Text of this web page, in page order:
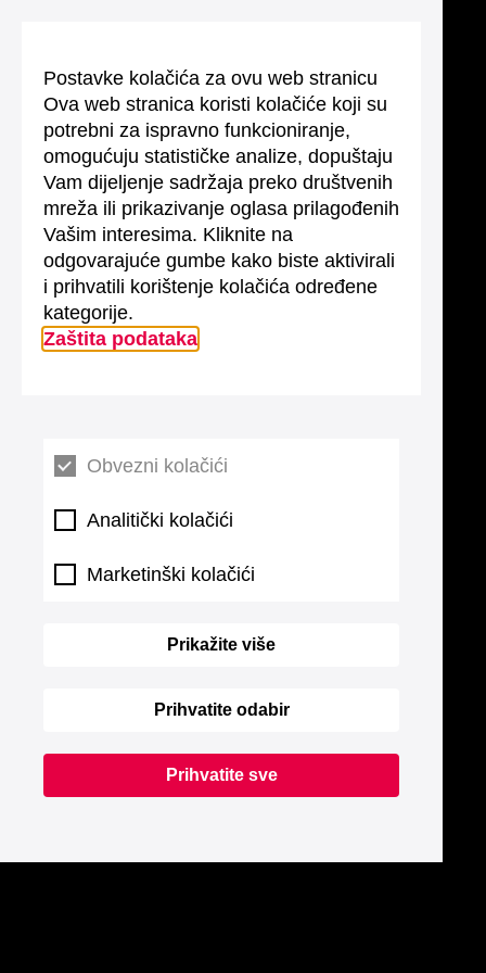
Postavke kolačića za ovu web stranicu
Ova web stranica koristi kolačiće koji su
potrebni za ispravno funkcioniranje,
omogućuju statističke analize, dopuštaju
Vam dijeljenje sadržaja preko društvenih
mreža ili prikazivanje oglasa prilagođenih
Vašim interesima. Kliknite na
odgovarajuće gumbe kako biste aktivirali
i prihvatili korištenje kolačića određene
kategorije.
Zaštita podataka
Obvezni kolačići
Analitički kolačići
Marketinški kolačići
Prikažite više
Prihvatite odabir
Prihvatite sve